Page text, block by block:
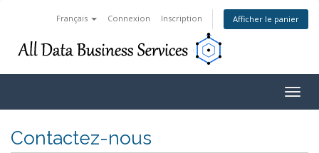
Français Connexion Inscription Afficher le panier
Contactez-nous